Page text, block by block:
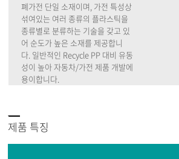
폐가전 단일 소재이며, 가전 특성상
섞여있는 여러 종류의 플라스틱을
종류별로 분류하는 기술을 갖고 있
어 순도가 높은 소재를 제공합니
다. 일반적인 Recycle PP 대비 유동
성이 높아 자동차/가전 제품 개발에
용이합니다.
제품 특징